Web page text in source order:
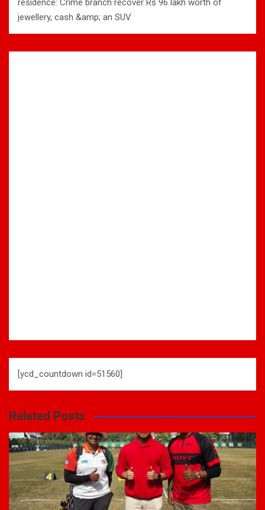
residence: Crime branch recover Rs 96 lakh worth of
jewellery, cash &amp; an SUV
[ycd_countdown id=51560]
Related Posts